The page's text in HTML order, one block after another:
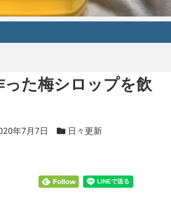
った梅シロップを飲
新日年7月7日 カテゴリー
日々更新